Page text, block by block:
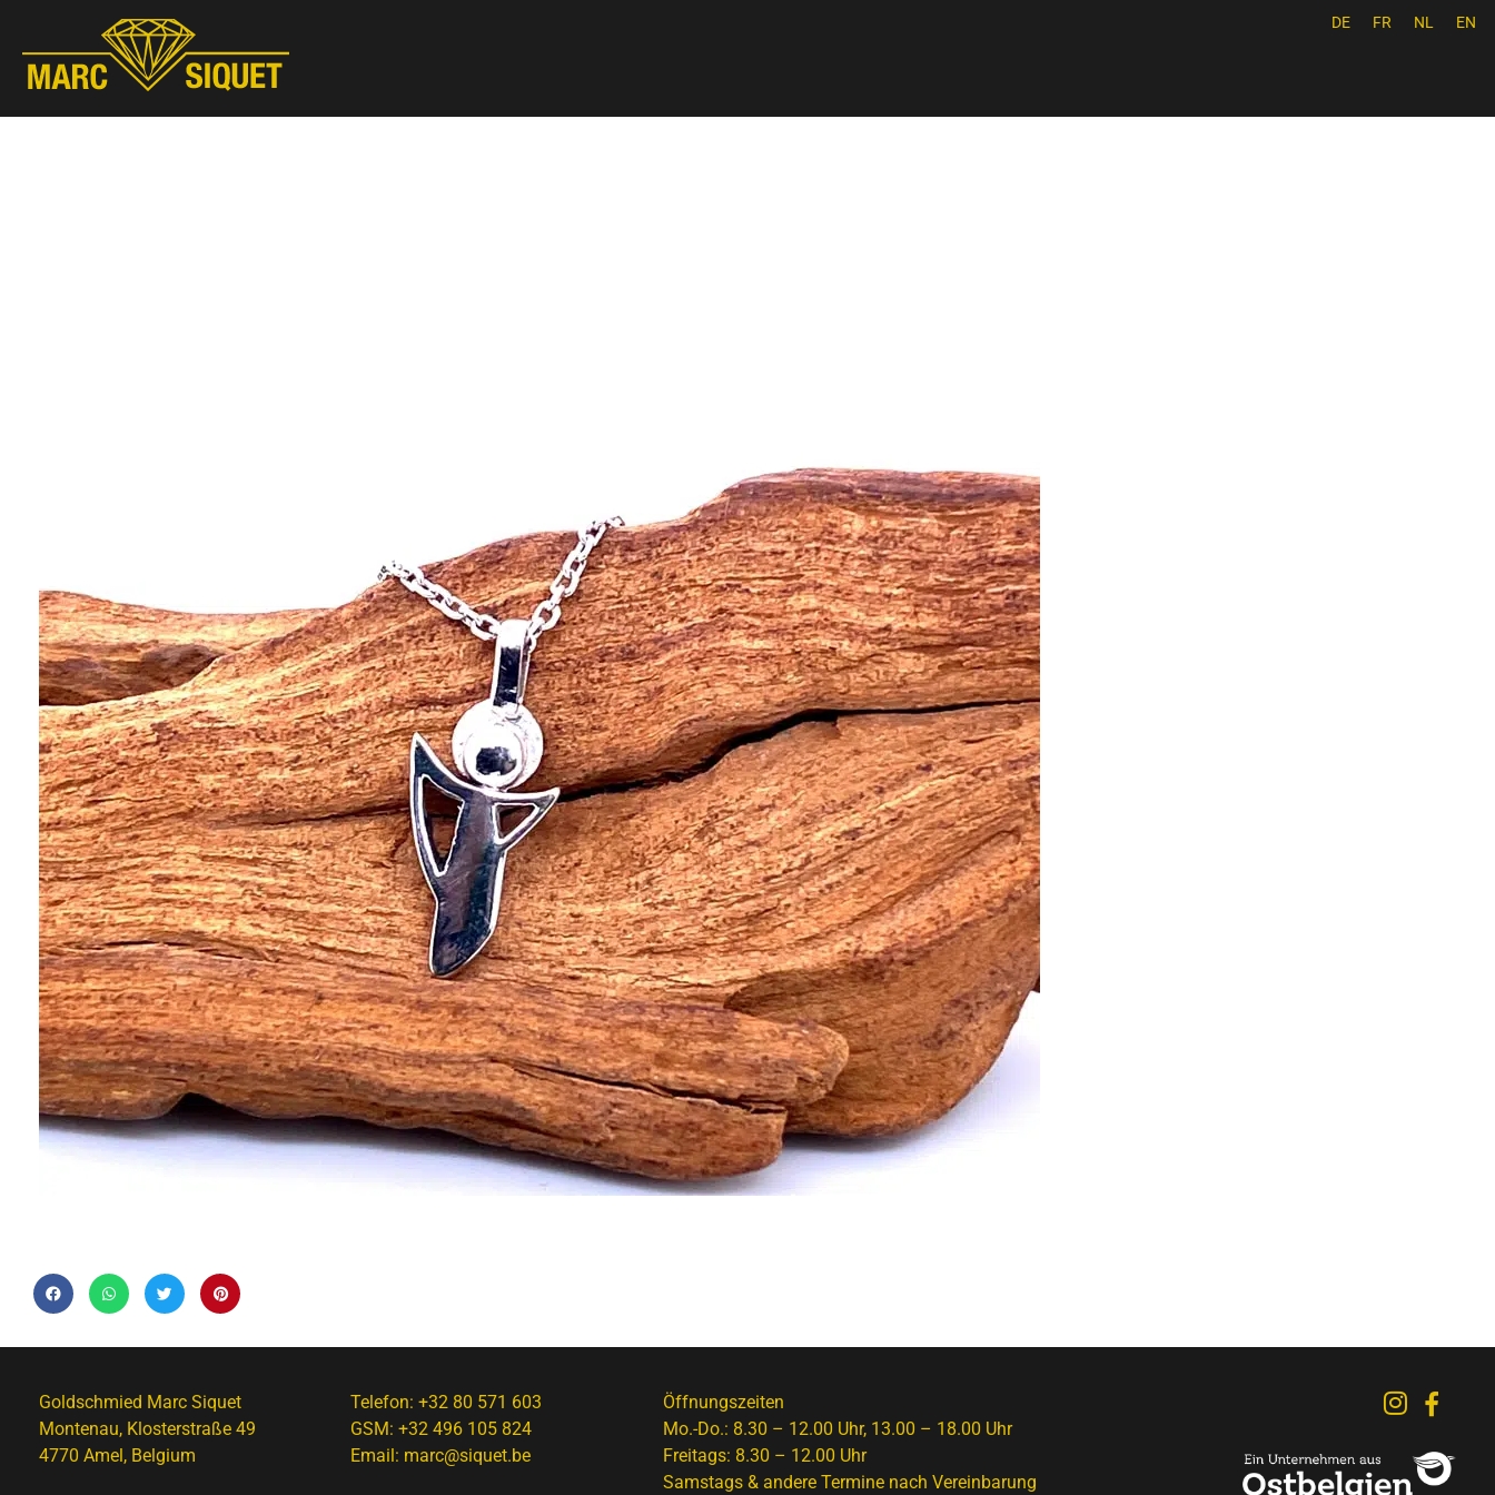
Marc Siquet - Goldschmied
Goldschmied - Juwelier * Orfèvre - Joaillier * Goudsmid
DE FR NL EN
Goldschmied Marc Siquet
Montenau, Klosterstraße 49
4770 Amel, Belgium
Telefon:+32 80 571 603
GSM:+32 496 105 824
Email: marc@siquet.be
Öffnungszeiten
Mo.-Do.: 8.30 – 12.00 Uhr, 13.00 – 18.00 Uhr
Freitags: 8.30 – 12.00 Uhr
Samstags & andere Termine nach Vereinbarung